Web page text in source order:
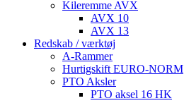
Kileremme AVX
AVX 10
AVX 13
Redskab / værktøj
A-Rammer
Hurtigskift EURO-NORM
PTO Aksler
PTO aksel 16 HK